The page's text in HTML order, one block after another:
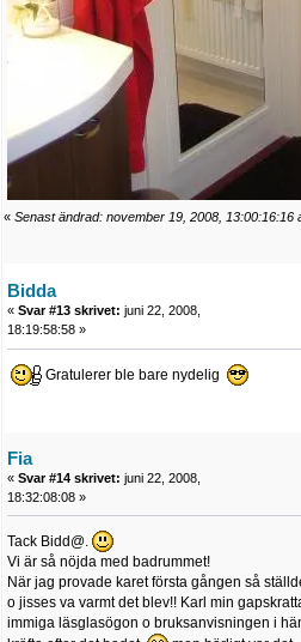
« Senast ändrad: november 19, 2008, 13:00:16:16
Bidda
« Svar #13 skrivet: juni 22, 2008,
18:19:58:58 »
Gratulerer ble bare nydelig
Fia
« Svar #14 skrivet: juni 22, 2008,
18:32:08:08 »
Tack Bidd@.
Vi är så nöjda med badrummet!
När jag provade karet första gången så
o jisses va varmt det blev!! Karl min
immiga läsglasögon o bruksanvisningen i